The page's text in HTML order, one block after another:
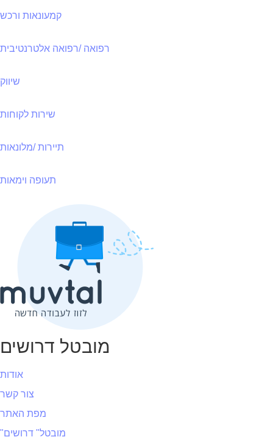
קמעונאות ורכש
רפואה /רפואה אלטרנטיבית
שיווק
שירות לקוחות
תיירות /מלונאות
תעופה וימאות
מובטל דרושים
אודות
צור קשר
מפת האתר
"מובטל" דרושים